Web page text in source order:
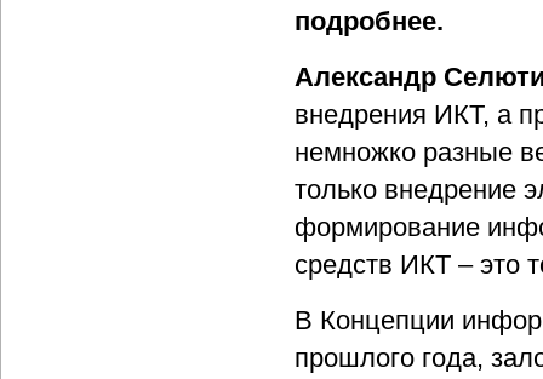
подробнее.
Александр
внедрения ИКТ, а
немножко разные
только внедрение
формирование
средств ИКТ – это
В Концепции
прошлого года,